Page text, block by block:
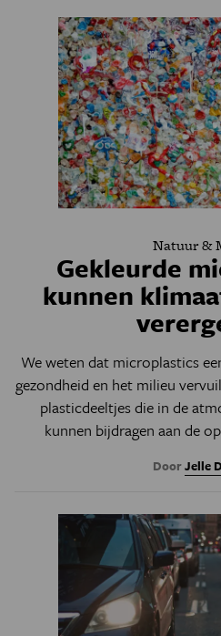
Natuur &
Gekleurde
kunnen
We weten dat microplastics
gezondheid en het milieu
plasticdeeltjes die in de
kunnen bijdragen aan de
DoorJelle